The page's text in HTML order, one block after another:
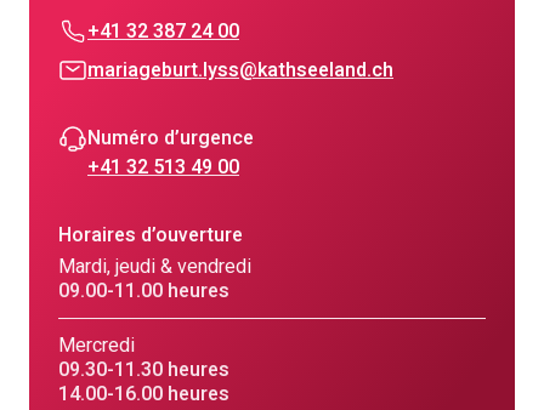
+41 32 387 24 00
mariageburt.lyss@kathseeland.ch
Numéro d’urgence
+41 32 513 49 00
Horaires d’ouverture
Mardi, jeudi & vendredi
09.00-11.00 heures
Mercredi
09.30-11.30 heures
14.00-16.00 heures